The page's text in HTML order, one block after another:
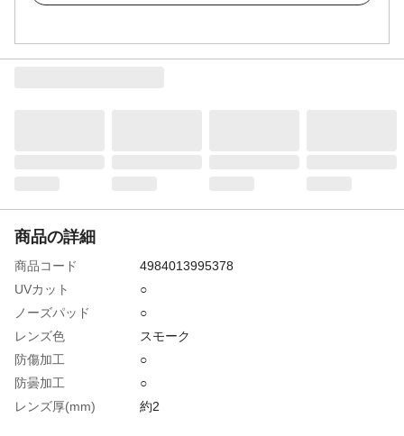
商品の詳細
商品コード
4984013995378
UVカット
○
ノーズパッド
○
レンズ色
スモーク
防傷加工
○
防曇加工
○
レンズ厚(mm)
約2